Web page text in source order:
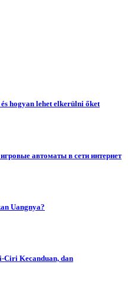
hogyan lehet elkerülni őket
автоматы в сети интернет
Uangnya?
Ciri Kecanduan, dan